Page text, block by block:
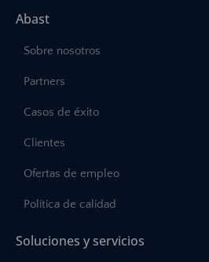
Abast
Sobre nosotros
Partners
Casos de éxito
Clientes
Ofertas de empleo
Política de calidad
Soluciones y servicios